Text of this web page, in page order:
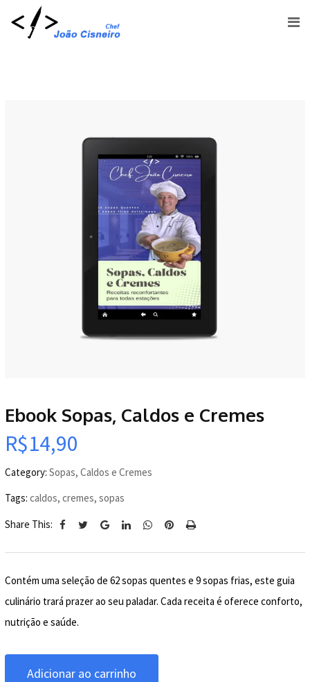
Ebook Sopas, Caldos e Cremes
R$14,90
Category: Sopas, Caldos e Cremes
Tags: caldos, cremes, sopas
Share This:
Contém uma seleção de 62 sopas quentes e 9 sopas frias, este guia
culinário trará prazer ao seu paladar. Cada receita é oferece conforto,
nutrição e saúde.
Adicionar ao carrinho